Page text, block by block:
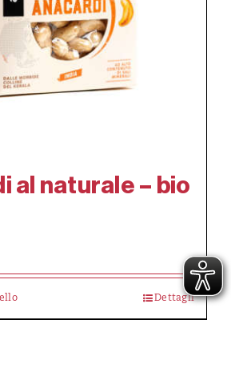
al naturale – bio
Dettagli